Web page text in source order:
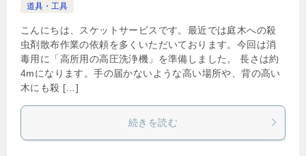
道具・工具
こんにちは、スケットサービスです。最近では庭木への殺
虫剤散布作業の依頼を多くいただいております。今回は消
毒用に「高所用の高圧洗浄機」を準備しました。 長さは約
4mになります。手の届かないような高い場所や、背の高い
木にも殺 […]
続きを読む